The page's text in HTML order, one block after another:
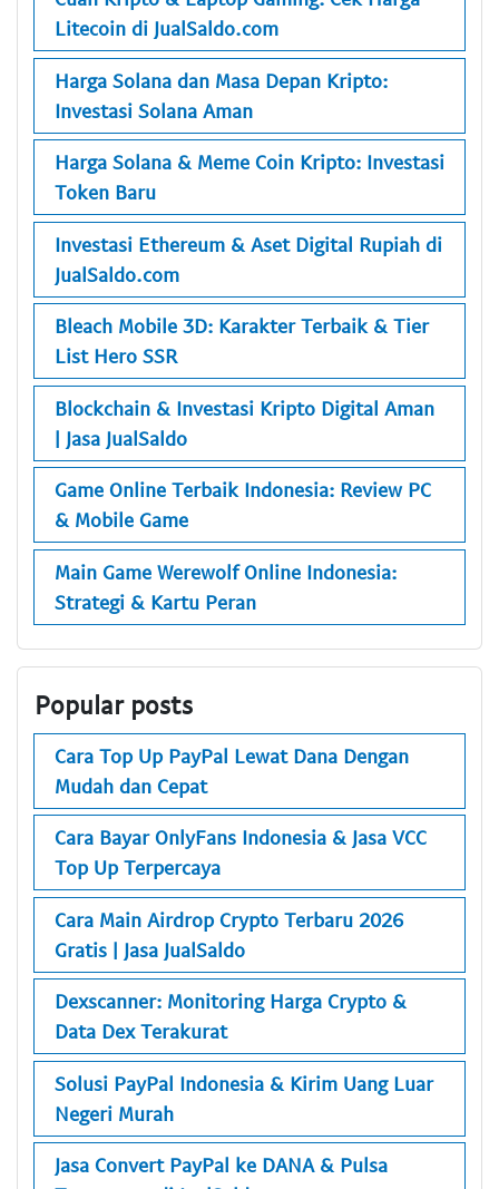
Litecoin di JualSaldo.com
Harga Solana dan Masa Depan Kripto:
Investasi Solana Aman
Harga Solana & Meme Coin Kripto: Investasi
Token Baru
Investasi Ethereum & Aset Digital Rupiah di
JualSaldo.com
Bleach Mobile 3D: Karakter Terbaik & Tier
List Hero SSR
Blockchain & Investasi Kripto Digital Aman
| Jasa JualSaldo
Game Online Terbaik Indonesia: Review PC
& Mobile Game
Main Game Werewolf Online Indonesia:
Strategi & Kartu Peran
Popular posts
Cara Top Up PayPal Lewat Dana Dengan
Mudah dan Cepat
Cara Bayar OnlyFans Indonesia & Jasa VCC
Top Up Terpercaya
Cara Main Airdrop Crypto Terbaru 2026
Gratis | Jasa JualSaldo
Dexscanner: Monitoring Harga Crypto &
Data Dex Terakurat
Solusi PayPal Indonesia & Kirim Uang Luar
Negeri Murah
Jasa Convert PayPal ke DANA & Pulsa